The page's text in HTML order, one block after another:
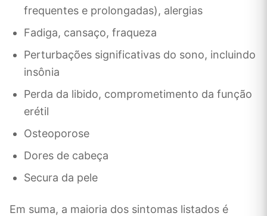
frequentes e prolongadas), alergias
Fadiga, cansaço, fraqueza
Perturbações significativas do sono, incluindo
insônia
Perda da libido, comprometimento da função
erétil
Osteoporose
Dores de cabeça
Secura da pele
Em suma, a maioria dos sintomas listados é